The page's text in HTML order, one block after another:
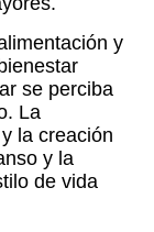
y
se perciba
La
la creación
y la
de vida